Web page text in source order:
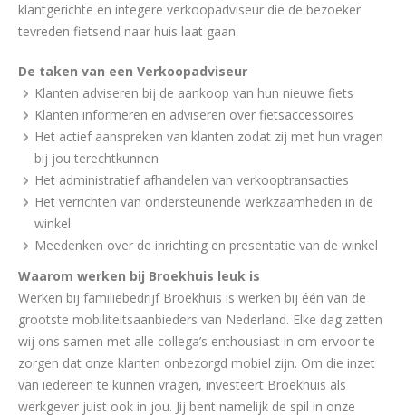
klantgerichte en integere verkoopadviseur die de bezoeker
tevreden fietsend naar huis laat gaan.
De taken van een Verkoopadviseur
Klanten adviseren bij de aankoop van hun nieuwe fiets
Klanten informeren en adviseren over fietsaccessoires
Het actief aanspreken van klanten zodat zij met hun vragen
bij jou terechtkunnen
Het administratief afhandelen van verkooptransacties
Het verrichten van ondersteunende werkzaamheden in de
winkel
Meedenken over de inrichting en presentatie van de winkel
Waarom werken bij Broekhuis leuk is
Werken bij familiebedrijf Broekhuis is werken bij één van de
grootste mobiliteitsaanbieders van Nederland. Elke dag zetten
wij ons samen met alle collega’s enthousiast in om ervoor te
zorgen dat onze klanten onbezorgd mobiel zijn. Om die inzet
van iedereen te kunnen vragen, investeert Broekhuis als
werkgever juist ook in jou. Jij bent namelijk de spil in onze